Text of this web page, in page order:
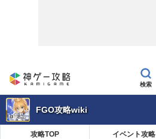
FGO攻略wiki
攻略TOP イベント攻略